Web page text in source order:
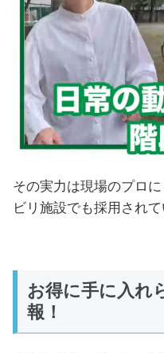
その実力は現場のプロ
ビリ施設でも採用されて
お得に手に入れ
報！